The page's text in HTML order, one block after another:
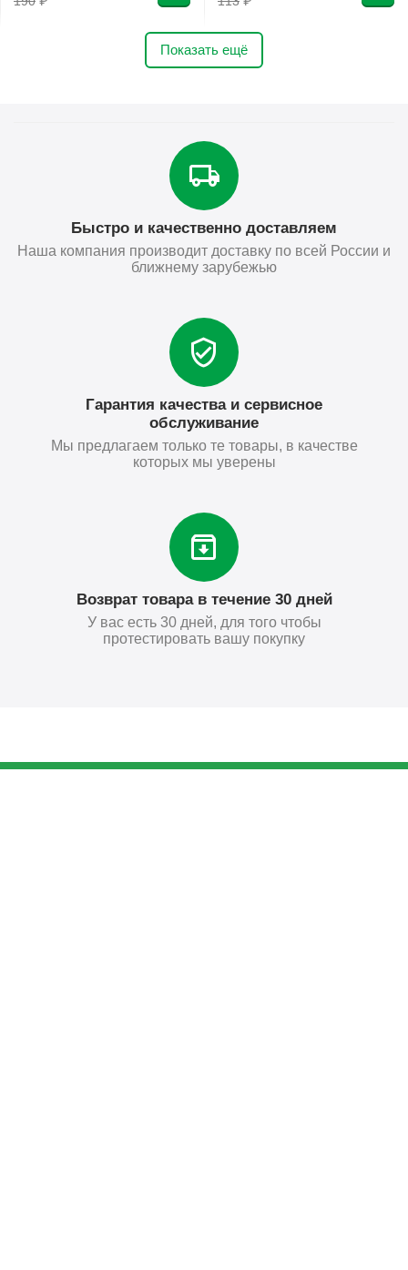
Показать ещё
Быстро и качественно доставляем
Наша компания производит доставку по всей России и
ближнему зарубежью
Гарантия качества и сервисное
обслуживание
Мы предлагаем только те товары, в качестве
которых мы уверены
Возврат товара в течение 30 дней
У вас есть 30 дней, для того чтобы
протестировать вашу покупку